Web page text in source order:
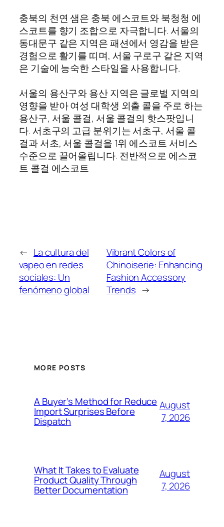
충북의 천연 샘은 충북 에스코트와 북청청 에
스코트를 향기 조합으로 자극합니다. 서울의
동대문구 같은 지역은 패션에서 영감을 받은
경험으로 활기를 띠며, 서울 구로구 같은 지역
은 기술에 능숙한 스타일을 사용합니다.
서울의 용산구와 용산 지역은 글로벌 지역의
영향을 받아 여성 대학생 외출 콜을 주로 하는
용산구, 서울 콜걸, 서울 콜걸의 핫스팟입니
다. 서초구의 고급 분위기는 서초구, 서울 콜
걸과 서초, 서울 콜걸을 1위 에스코트 서비스
수준으로 끌어올립니다. 전반적으로 에스코
트 콜걸 에스코트
← La cultura del
vapeo en redes
sociales: Un
fenómeno global
Vibrant Colors of
Chinoiserie: Enhancing
Fashion Accessory
Trends →
MORE POSTS
A Buyer’s Method for Reduce
Import Surprises Before
Dispatch
August
7, 2026
What It Takes to Evaluate
Product Quality Through
Better Documentation
August
7, 2026